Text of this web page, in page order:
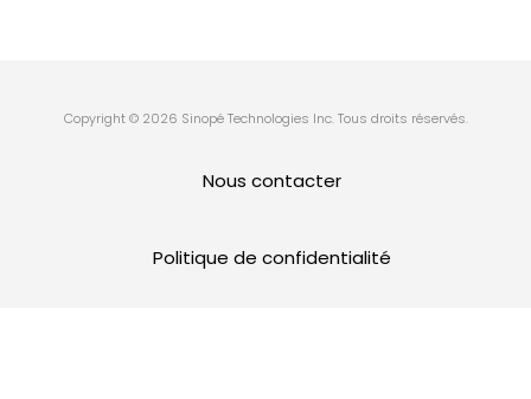
Copyright © 2026 Sinopé Technologies Inc. Tous droits réservés.
Nous contacter
Politique de confidentialité